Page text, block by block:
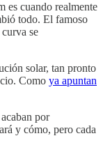
es cuando realmente
todo. El famoso
se
solar, tan pronto
Como ya apuntan
por
y cómo, pero cada